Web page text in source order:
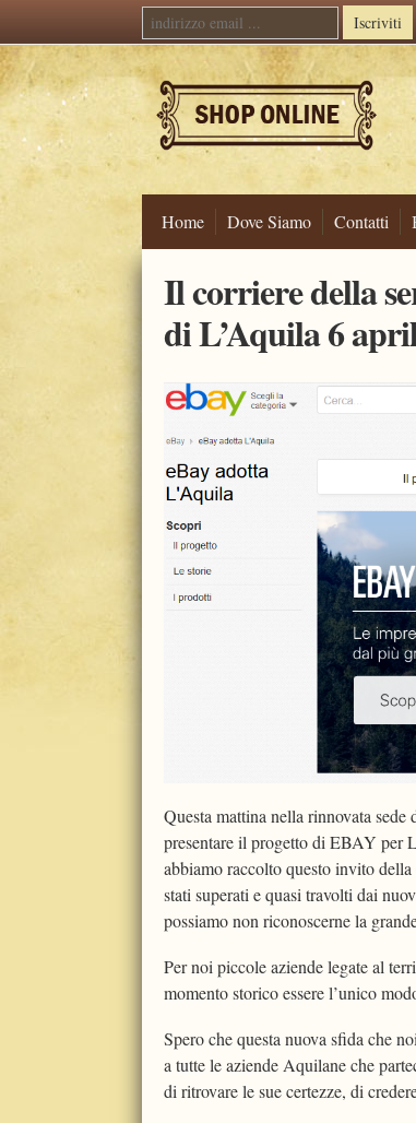
Iscriviti
Home Dove Siamo Contatti
Skip
content
Il corriere della
di L’Aquila 6
Questa mattina nella rinnovata
presentare il progetto di EBAY per
abbiamo raccolto questo invito
stati superati e quasi travolti dai
possiamo non riconoscerne la
Per noi piccole aziende legate al
momento storico essere l’unico
Spero che questa nuova sfida che
a tutte le aziende Aquilane che
di ritrovare le sue certezze, di